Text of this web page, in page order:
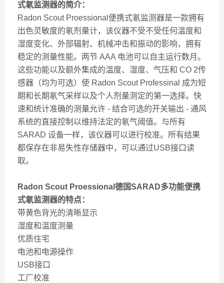
式氡监测器的简介：
Radon Scout Proessional便携式氡监测器是一款拥有
出色灵敏度的氡剂量计，该仪器不受不受任何温度和
湿度变化、外部辐射、机械冲击和振动的影响，拥有
稳定的测量性能。两节 AAA 电池可以自主运行数月。
这些功能以及额外集成的温度、湿度、气压和 CO 2传
感器（均为可选）使 Radon Scout Professinal 成为短
期和长期氡气采样以及个人剂量测定的第一选择。快
速和统计准确的测量允许 - 结合可选的开关输出 - 通风
系统的直接控制以维持法定的氡气阈值。与所有
SARAD 设备一样，该仪器可以进行校准。所有结果
都保存在非易失性存储器中，可以通过USB接口读
取。
Radon Scout Proessional 德国SARAD多功能便携
式氡监测器的特点：
带黄色背光的清晰显示
湿度和温度测量
优质住宅
电池和电源操作
USB接口
工厂校准